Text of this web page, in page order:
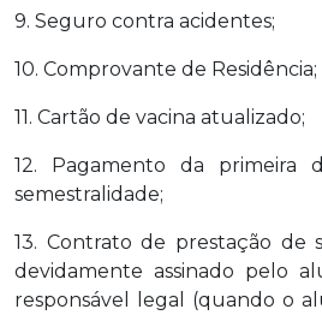
9. Seguro contra acidentes;
10. Comprovante de Residência;
11. Cartão de vacina atualizado;
12. Pagamento da primeira
semestralidade;
13. Contrato de prestação de
devidamente assinado pelo
responsável legal (quando o